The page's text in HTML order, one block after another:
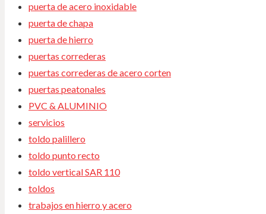
puerta de acero inoxidable
puerta de chapa
puerta de hierro
puertas correderas
puertas correderas de acero corten
puertas peatonales
PVC & ALUMINIO
servicios
toldo palillero
toldo punto recto
toldo vertical SAR 110
toldos
trabajos en hierro y acero